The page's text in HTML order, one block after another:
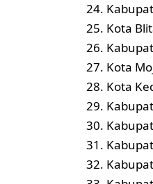
24.
25. Kota
26.
27. Kota
28. Kota
29.
30.
31.
32.